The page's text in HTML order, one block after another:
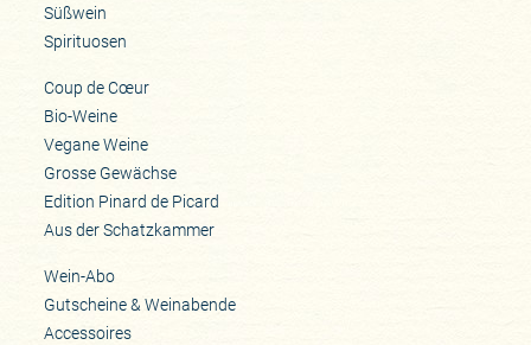
Süßwein
Spirituosen
Coup de Cœur
Bio-Weine
Vegane Weine
Grosse Gewächse
Edition Pinard de Picard
Aus der Schatzkammer
Wein-Abo
Gutscheine & Weinabende
Accessoires